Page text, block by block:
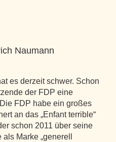
Naumann
es derzeit schwer. Schon
der FDP eine
FDP habe ein großes
an das „Enfant terrible“
schon 2011 über seine
Marke „generell